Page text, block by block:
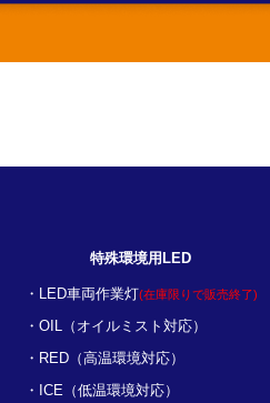
特殊環境用LED
LED車両作業灯(在庫限りで販売終了)
OIL（オイルミスト対応）
RED（高温環境対応）
ICE（低温環境対応）